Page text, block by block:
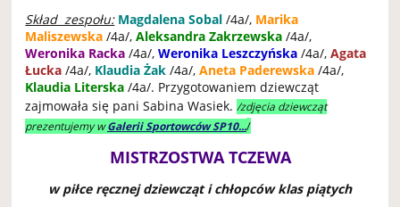
Skład zespołu: Magdalena Sobal /4a/, Marika
Maliszewska /4a/,Aleksandra Zakrzewska /4a/,
Weronika Racka /4a/,Weronika Leszczyńska /4a/,Agata
Łucka /4a/, Klaudia Żak /4a/,Aneta Paderewska /4a/,
Klaudia Literska /4a/. Przygotowaniem dziewcząt
zajmowała się pani Sabina Wasiek./zdjęcia dziewcząt
prezentujemy wGalerii Sportowców SP10.../
MISTRZOSTWA TCZEWA
w piłce ręcznej dziewcząt i chłopców klas piątych